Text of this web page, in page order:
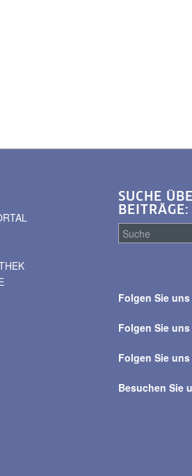
SUCHE
BEITRÄGE:
alle
Folgen Sie
Folgen Sie
Folgen Sie
Besuchen Sie